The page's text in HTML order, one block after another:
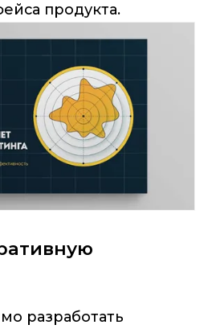
продукта.
разработать